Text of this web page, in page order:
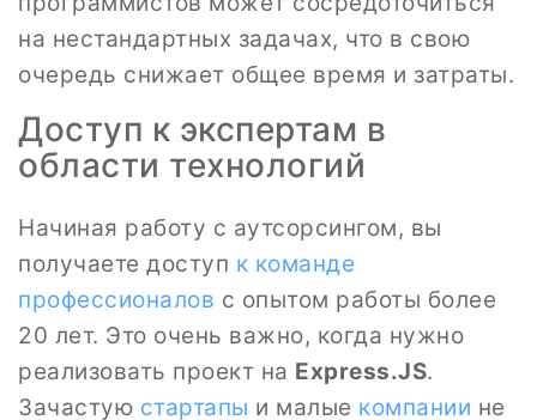
на нестандартных задачах, что в свою
очередь снижает общее время и затраты.
Доступ к экспертам в
области технологий
Начиная работу с аутсорсингом, вы
получаете доступ к команде
профессионалов с опытом работы более
20 лет. Это очень важно, когда нужно
реализовать проект на Express.JS.
Зачастую стартапы и малые компании не